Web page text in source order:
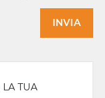
INVIA
LA TUA